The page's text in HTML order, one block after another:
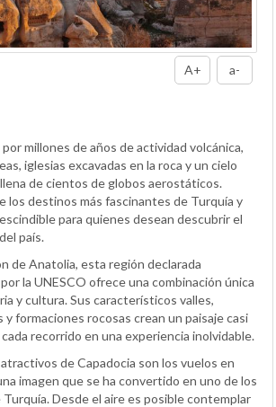
A+ a-
millones de años de actividad volcánica,
iglesias excavadas en la roca y un cielo
de cientos de globos aerostáticos.
los destinos más fascinantes de Turquía y
para quienes desean descubrir el
país.
de Anatolia, esta región declarada
la UNESCO ofrece una combinación única
y cultura. Sus característicos valles,
y formaciones rocosas crean un paisaje casi
recorrido en una experiencia inolvidable.
de Capadocia son los vuelos en
imagen que se ha convertido en uno de los
Desde el aire es posible contemplar